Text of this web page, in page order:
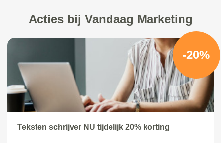
Acties bij Vandaag Marketing
-20%
Teksten schrijver NU tijdelijk 20% korting